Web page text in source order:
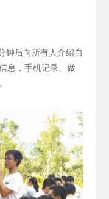
钟后向所有人介绍自
息，手机记录、做